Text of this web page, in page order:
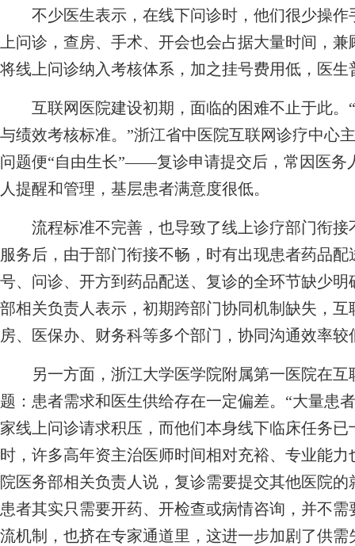
不少医生表示，在线下问诊时，他们很少操作
上问诊，查房、手术、开会也会占据大量时间，
将线上问诊纳入考核体系，加之挂号费用低，医
互联网医院建设初期，面临的困难不止于此。
与绩效考核标准。”浙江省中医院互联网诊疗中心
问题便“自由生长”——复诊申请提交后，常因医务
人提醒和管理，基层患者满意度很低。
流程标准不完善，也导致了线上诊疗部门衔接
服务后，由于部门衔接不畅，时有出现患者药品
号、问诊、开方到药品配送、复诊的全环节缺少
部相关负责人表示，初期跨部门协同机制缺失，
房、医保办、财务科等多个部门，协同沟通效率较
另一方面，浙江大学医学院附属第一医院在互
题：患者需求和医生供给存在一定偏差。“大量患
家线上问诊请求积压，而他们本身线下临床任务
时，许多高年资主治医师时间相对充裕、专业能
院医务部相关负责人说，复诊需要提交其他医院
患者其实只需要开药、开检查或病情咨询，并不
流机制，也挤在专家通道里，这进一步加剧了供需